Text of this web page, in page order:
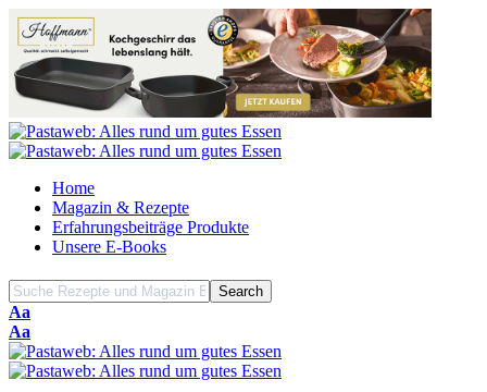
Home
Magazin & Rezepte
Erfahrungsbeiträge Produkte
Unsere E-Books
Font
Resizer
Aa
Font
Resizer
Aa